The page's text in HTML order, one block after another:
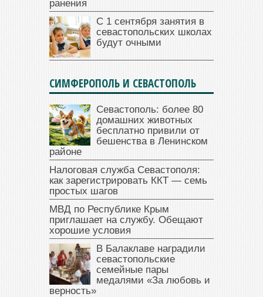
ранения
С 1 сентября занятия в
севастопольских школах
будут очными
СИМФЕРОПОЛЬ И СЕВАСТОПОЛЬ
Севастополь: более 80
домашних животных
бесплатно привили от
бешенства в Ленинском
районе
Налоговая служба Севастополя:
как зарегистрировать ККТ — семь
простых шагов
МВД по Республике Крым
приглашает на службу. Обещают
хорошие условия
В Балаклаве наградили
севастопольские
семейные пары
медалями «За любовь и
верность»